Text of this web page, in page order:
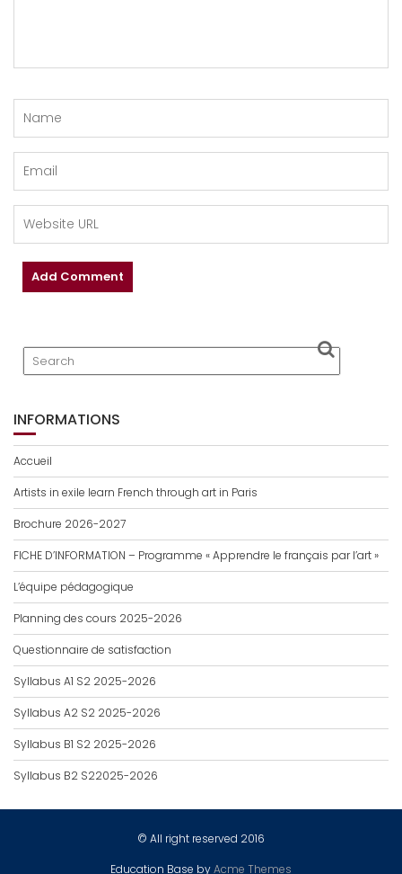
INFORMATIONS
Accueil
Artists in exile learn French through art in Paris
Brochure 2026-2027
FICHE D’INFORMATION – Programme « Apprendre le français par l’art »
L’équipe pédagogique
Planning des cours 2025-2026
Questionnaire de satisfaction
Syllabus A1 S2 2025-2026
Syllabus A2 S2 2025-2026
Syllabus B1 S2 2025-2026
Syllabus B2 S22025-2026
© All right reserved 2016
Education Base byAcme Themes